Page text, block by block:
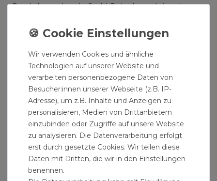
Produktmerkmale Stahl Rohrdoppelnippel
Gewindeverlängerung einsetzbar
Verzinkte Rohrnippel ideal zur Erweiterung
von Wasserinstallationen
Gewindenippel aus verzinkten Stahl zur
Verbindung und Neubau von Wasserrohren
Verzinkte Langnippel geeignet für Sanitär-,
Heizung-, Klima- und Solartechnik
Gewindefittinge zum Erweitern und
Umbau von Wasserleitungen
Temperguss Formteile mit metrischen
Wir verwenden Cookies und ähnliche
Technologien auf unserer Website und
verarbeiten personenbezogene Daten von
Besucher:innen unserer Webseite (z.B. IP-
Adresse), um z.B. Inhalte und Anzeigen zu
personalisieren, Medien von Drittanbietern
einzubinden oder Zugriffe auf unsere Website
zu analysieren. Die Datenverarbeitung erfolgt
erst durch gesetzte Cookies. Wir teilen diese
Daten mit Dritten, die wir in den Einstellungen
benennen.